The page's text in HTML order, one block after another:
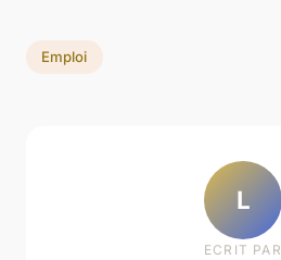
Emploi
L
ECRIT PAR